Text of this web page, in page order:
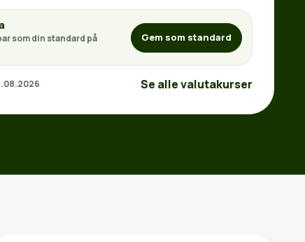
som din standard på
Gem som standard
Se alle valutakurser